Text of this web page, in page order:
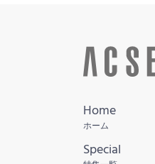
Home
ホーム
Special